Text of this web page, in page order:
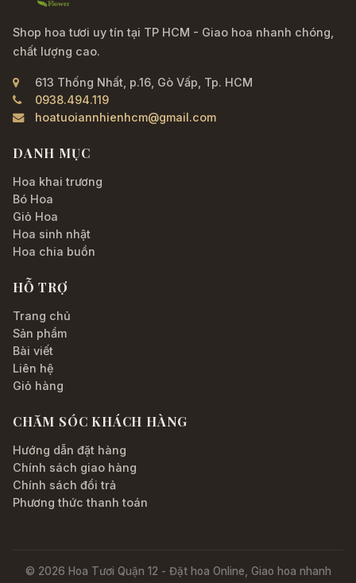
Shop hoa tươi uy tín tại TP HCM - Giao hoa nhanh chóng,
chất lượng cao.
613 Thống Nhất, p.16, Gò Vấp, Tp. HCM
0938.494.119
hoatuoiannhienhcm@gmail.com
DANH MỤC
Hoa khai trương
Bó Hoa
Giỏ Hoa
Hoa sinh nhật
Hoa chia buồn
HỖ TRỢ
Trang chủ
Sản phẩm
Bài viết
Liên hệ
Giỏ hàng
CHĂM SÓC KHÁCH HÀNG
Hướng dẫn đặt hàng
Chính sách giao hàng
Chính sách đổi trả
Phương thức thanh toán
© 2026 Hoa Tươi Quận 12 - Đặt hoa Online, Giao hoa nhanh